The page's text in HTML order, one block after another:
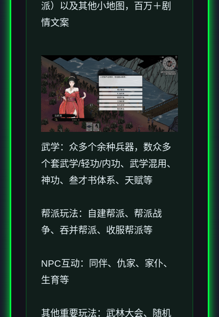
派）以及其他小地图，百万＋剧
情文案
武学：众多个余种兵器，数众多
个套武学/轻功/内功、武学混用、
神功、叁才书体系、天赋等
帮派玩法：自建帮派、帮派战
争、吞并帮派、收服帮派等
NPC互动：同伴、仇家、家仆、
生育等
其他重要玩法：武林大会、随机